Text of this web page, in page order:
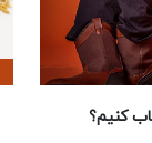
کنیم؟